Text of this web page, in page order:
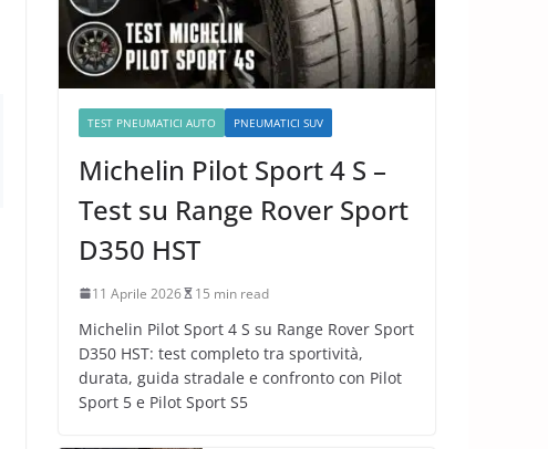
TEST PNEUMATICI AUTO PNEUMATICI SUV
Michelin Pilot Sport 4 S –
Test su Range Rover Sport
D350 HST
11 Aprile 2026 15 min read
Michelin Pilot Sport 4 S su Range Rover Sport
D350 HST: test completo tra sportività,
durata, guida stradale e confronto con Pilot
Sport 5 e Pilot Sport S5